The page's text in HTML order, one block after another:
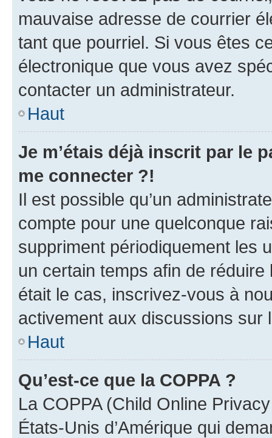
mauvaise adresse de courrier
tant que pourriel. Si vous êtes
électronique que vous avez
contacter un administrateur.
Haut
Je m’étais déjà inscrit par le
me connecter ?!
Il est possible qu’un
compte pour une quelconque
suppriment périodiquement les
un certain temps afin de
était le cas, inscrivez-vous à
activement aux discussions sur
Haut
Qu’est-ce que la COPPA ?
La COPPA (Child Online
États-Unis d’Amérique qui